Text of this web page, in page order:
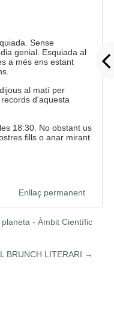
Sense
genial. Esquiada al
a més ens estant
al matí per
d'aquesta
18:30. No obstant us
fills o anar mirant
Enllaç permanent
- Àmbit Científic
BRUNCH LITERARI →